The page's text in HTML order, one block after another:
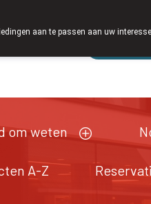
om weten
A-Z
aan te passen aan uw